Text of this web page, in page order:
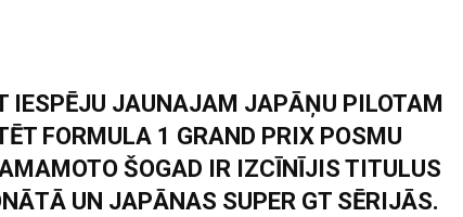
IESPĒJU JAUNAJAM JAPĀŅU PILOTAM
FORMULA 1 GRAND PRIX POSMU
ŠOGAD IR IZCĪNĪJIS TITULUS
UN JAPĀNAS SUPER GT SĒRIJĀS.